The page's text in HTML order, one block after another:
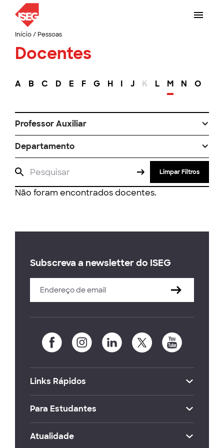
Início/ Pessoas
Docentes
A B C D E F G H I J K L M N O
Professor Auxiliar
Departamento
Limpar Filtros
Não foram encontrados docentes.
Subscreva a newsletter do ISEG
Links Rápidos
Para Estudantes
Atualidade